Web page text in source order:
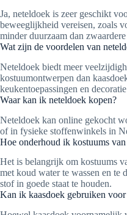
Ja, neteldoek is zeer geschikt
beweeglijkheid vereisen, zoals
minder duurzaam dan
Wat zijn de voordelen van
Neteldoek biedt meer
kostuumontwerpen dan
keukentoepassingen en
Waar kan ik neteldoek kopen?
Neteldoek kan online gekocht
of in fysieke stoffenwinkels in
Hoe onderhoud ik kostuums
Het is belangrijk om kostuums
met koud water te wassen en te
stof in goede staat te houden.
Kan ik kaasdoek gebruiken